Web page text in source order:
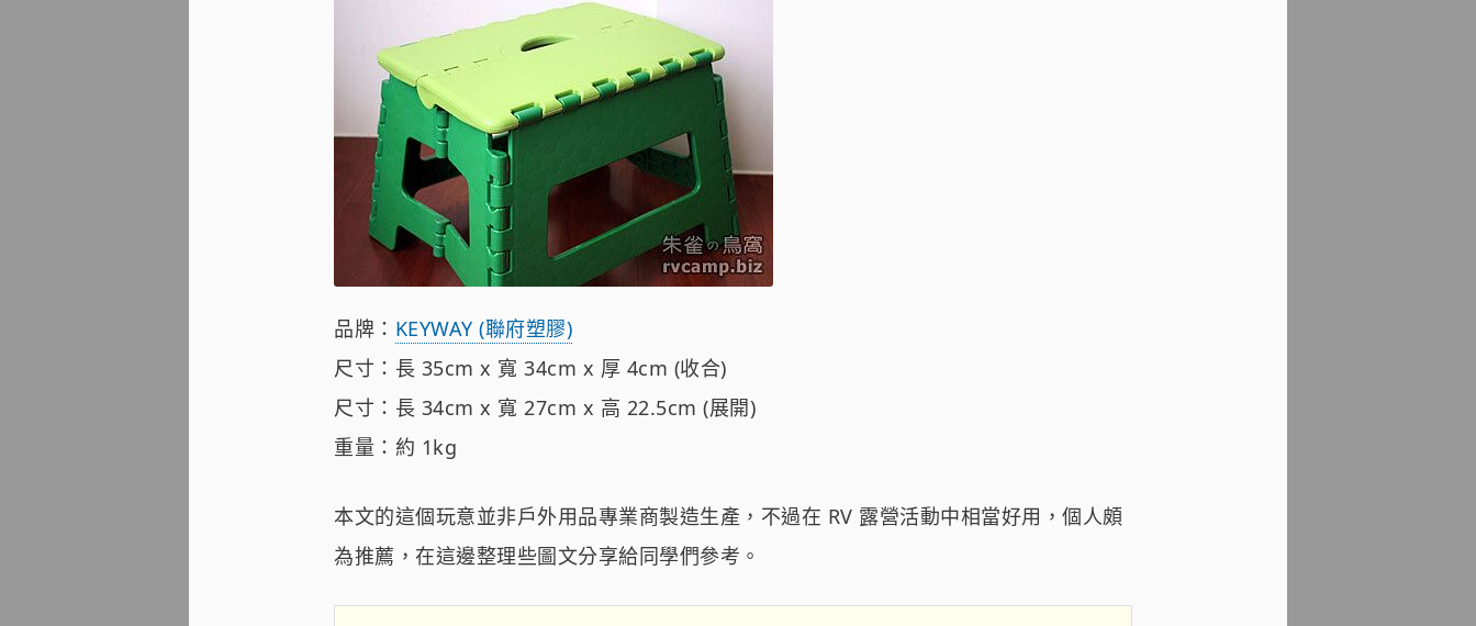
品牌： KEYWAY (聯府塑膠)
尺寸：長 35cm x 寬 34cm x 厚 4cm (收合)
尺寸：長 34cm x 寬 27cm x 高 22.5cm (展開)
重量：約 1kg
本文的這個玩意並非戶外用品專業商製造生產，不過在 RV 露營活動中相當好用，個人頗
為推薦，在這邊整理些圖文分享給同學們參考。